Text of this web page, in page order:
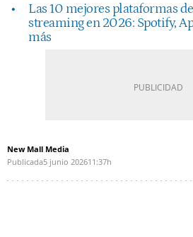
Las 10 mejores plataformas
streaming en 2026: Spotify,
más
New Mall Media
Publicada5 junio 202611:37h